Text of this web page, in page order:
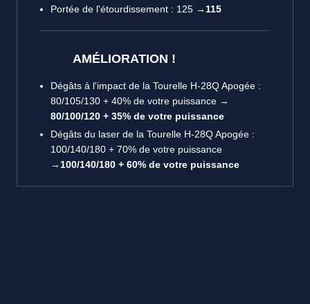
Portée de l'étourdissement : 125 →115
AMÉLIORATION !
Dégâts à l'impact de la Tourelle H-28Q Apogée :
80/105/130 + 40% de votre puissance →
80/100/120 + 35% de votre puissance
Dégâts du laser de la Tourelle H-28Q Apogée :
100/140/180 + 70% de votre puissance
→ 100/140/180 + 60% de votre puissance